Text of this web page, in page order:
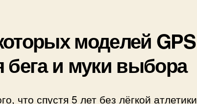
моделей GPS
бега и муки выбора
что спустя 5 лет без лёгкой атлетики